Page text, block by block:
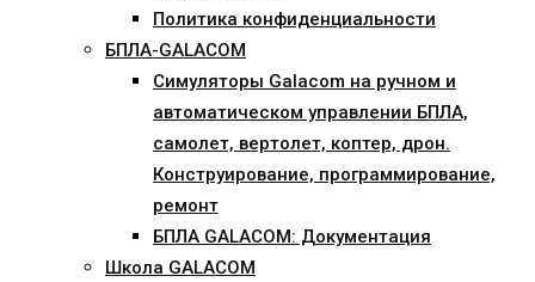
Политика конфиденциальности
БПЛА-GALACOM
Симуляторы Galacom на ручном и
автоматическом управлении БПЛА,
самолет, вертолет, коптер, дрон.
Конструирование, программирование,
ремонт
БПЛА GALACOM: Документация
Школа GALACOM